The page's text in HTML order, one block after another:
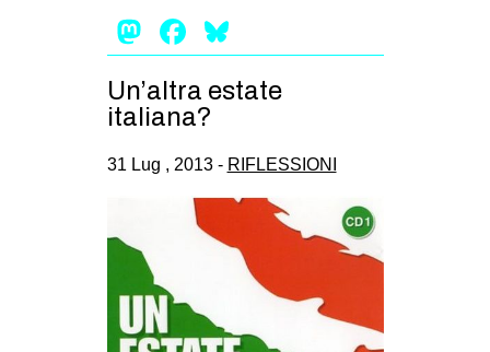
SPORT POPOLARE
AMBIENTE
GENERI
MIGRAZIONI
PRECARIATO
REPRESSIONE
Mastodon
Facebook
Un’altra estate
italiana?
31 Lug , 2013 - RIFLESSIONI